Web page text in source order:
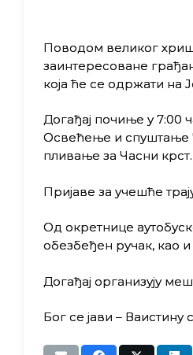
Поводом великог
заинтересоване
која ће се одржати на
Догађај почиње у 7:00
Освећење и спуштање
пливање за Часни крст.
Пријаве за учешће
Од окретнице
обезбеђен ручак, као
Догађај организују
Бог се јави – Ваистину